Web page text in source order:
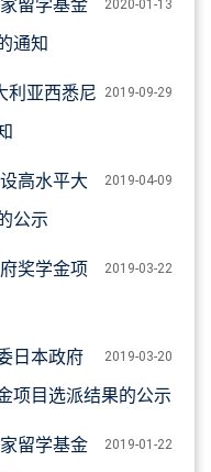
2020-01-13
留学基金
通知
2019-09-29
利亚西悉尼
2019-04-09
高水平大
公示
2019-03-22
奖学金项
2019-03-20
日本政府
项目选派结果的公示
2019-01-22
留学基金